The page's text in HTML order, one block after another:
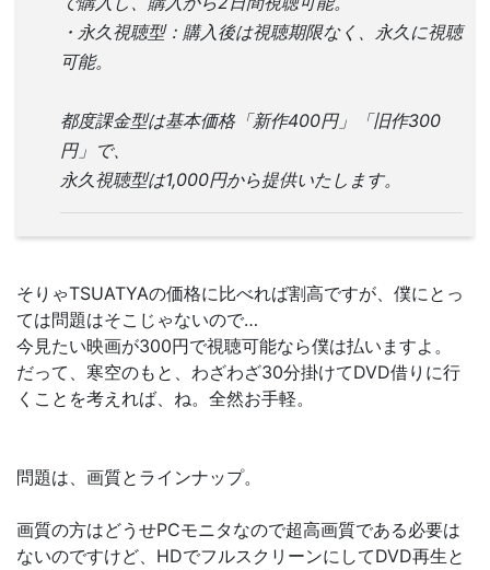
・永久視聴型：購入後は視聴期限なく、永久に視聴
可能。
都度課金型は基本価格「新作400円」「旧作300
円」で、
永久視聴型は1,000円から提供いたします。
そりゃTSUATYAの価格に比べれば割高ですが、僕にとっ
ては問題はそこじゃないので…
今見たい映画が300円で視聴可能なら僕は払いますよ。
だって、寒空のもと、わざわざ30分掛けてDVD借りに行
くことを考えれば、ね。全然お手軽。
問題は、画質とラインナップ。
画質の方はどうせPCモニタなので超高画質である必要は
ないのですけど、HDでフルスクリーンにしてDVD再生と